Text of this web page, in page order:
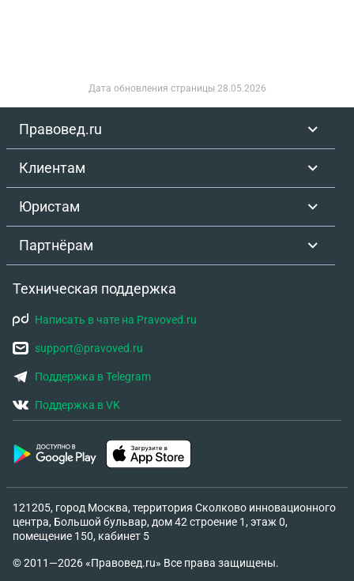
Дата обновления страницы 28.05.2026
Правовед.ru
Клиентам
Юристам
Партнёрам
Техническая поддержка
Написать в чате на Pravoved.ru
support@pravoved.ru
Поддержка в Telegram
Поддержка в VK
121205, город Москва, территория Сколково инновационного
центра, Большой бульвар, дом 42 строение 1, этаж 0,
помещение 150, кабинет 5
© 2011—2026 «Правовед.ru» Все права защищены.